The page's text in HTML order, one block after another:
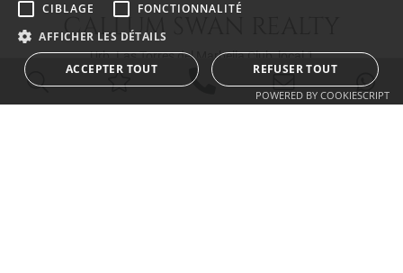
CALLUM SWAN REALTY
Urb. Las Torres del Marbella Club, local 1
Blvd. Principe Alfonso de Hohenlohe
29602 Marbella Málaga
CIBLAGE
FONCTIONNALITÉ
AFFICHER LES DÉTAILS
ACCEPTER TOUT REFUSER TOUT
POWERED BY COOKIESCRIPT